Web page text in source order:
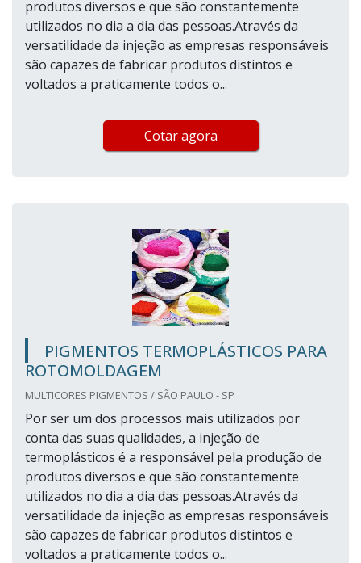
produtos diversos e que são constantemente
utilizados no dia a dia das pessoas.Através da
versatilidade da injeção as empresas responsáveis
são capazes de fabricar produtos distintos e
voltados a praticamente todos o...
Cotar agora
PIGMENTOS TERMOPLÁSTICOS PARA
ROTOMOLDAGEM
MULTICORES PIGMENTOS / SÃO PAULO - SP
Por ser um dos processos mais utilizados por
conta das suas qualidades, a injeção de
termoplásticos é a responsável pela produção de
produtos diversos e que são constantemente
utilizados no dia a dia das pessoas.Através da
versatilidade da injeção as empresas responsáveis
são capazes de fabricar produtos distintos e
voltados a praticamente todos o...